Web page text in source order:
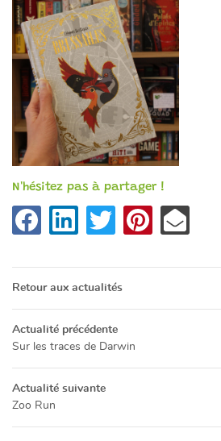
ACCUEIL
SERVICES
CATALOGUE
ACTUALITÉS
CONTACT
N'hésitez pas à partager !
Retour aux actualités
Actualité précédente
Sur les traces de Darwin
Actualité suivante
Zoo Run